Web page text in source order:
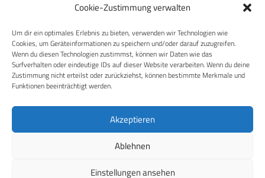
Cookie-Zustimmung verwalten
Um dir ein optimales Erlebnis zu bieten, verwenden wir Technologien wie
Cookies, um Geräteinformationen zu speichern und/oder darauf zuzugreifen.
Wenn du diesen Technologien zustimmst, können wir Daten wie das
Surfverhalten oder eindeutige IDs auf dieser Website verarbeiten. Wenn du deine
Zustimmung nicht erteilst oder zurückziehst, können bestimmte Merkmale und
Funktionen beeinträchtigt werden.
Akzeptieren
Ablehnen
Einstellungen ansehen
RECHTLICHES
Datenschutzerklärung
Cookie-Richtlinie (EU)